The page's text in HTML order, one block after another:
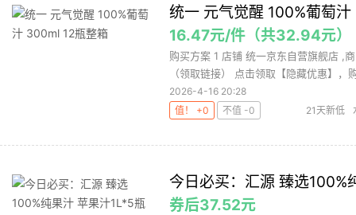
统一 元气觉醒 100%葡萄
16.47元/件（共32.94元）
购买方案 1 店铺 统一京东自营旗舰店 ,
（领取链接） 点击领取【隐藏优惠】，
2026-4-16 20:28
值！ +0
不值 -0 21天新低
今日必买：汇源 臻选100%
券后37.52元